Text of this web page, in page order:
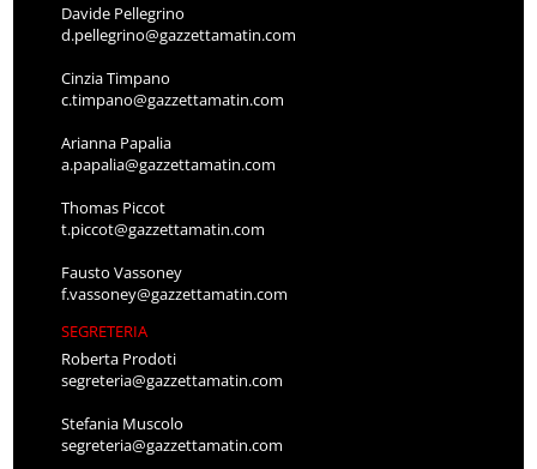
Davide Pellegrino
d.pellegrino@gazzettamatin.com
Cinzia Timpano
c.timpano@gazzettamatin.com
Arianna Papalia
a.papalia@gazzettamatin.com
Thomas Piccot
t.piccot@gazzettamatin.com
Fausto Vassoney
f.vassoney@gazzettamatin.com
SEGRETERIA
Roberta Prodoti
segreteria@gazzettamatin.com
Stefania Muscolo
segreteria@gazzettamatin.com